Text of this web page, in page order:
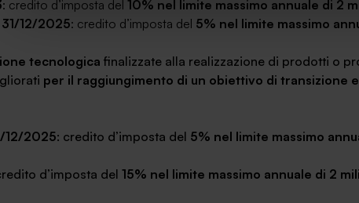
: credito d’imposta del 10% nel limite massimo annuale di 2
12/2025: credito d’imposta del 5% nel limite massimo
tecnologica finalizzate alla realizzazione di prodotti o
per il raggiungimento di un obiettivo di transizione
12/2025: credito d’imposta del 5% nel limite massimo
d’imposta del 15% nel limite massimo annuale di 2